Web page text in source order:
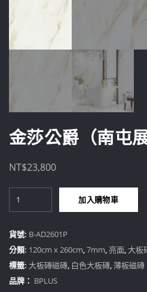
金莎公爵（南屯展
NT$23,800
爵
（南
屯
展
間）
加入購物車
貨號: B-AD2601P
分類: 120cm x 260cm,7mm,亮面,大板
標籤: 大板磚磁磚, 白色大板磚,薄板磁磚
品牌： BPLUS